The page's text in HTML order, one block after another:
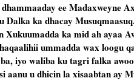
ee Madaxweyne
ka dhacay
ka mid ah ayaa
ummadda wax loogu
iyo waliba ku tagri falka
u dhicin la xisaabtan ay